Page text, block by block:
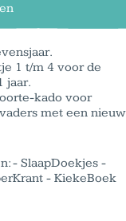
1 t/m 4 voor de
jaar.
kado voor
met een nieuw
- SlaapDoekjes -
- KiekeBoek